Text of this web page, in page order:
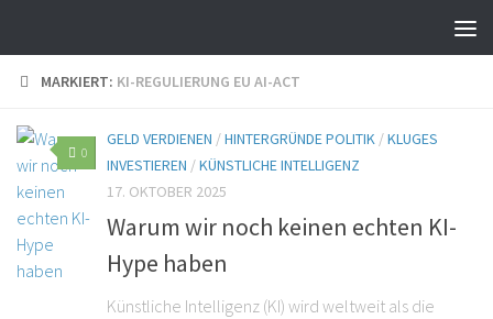
MARKIERT: KI-REGULIERUNG EU AI-ACT
0
GELD VERDIENEN /HINTERGRÜNDE POLITIK /KLUGES
INVESTIEREN /KÜNSTLICHE INTELLIGENZ
17. OKTOBER 2025
Warum wir noch keinen echten KI-
Hype haben
Künstliche Intelligenz (KI) wird weltweit als die